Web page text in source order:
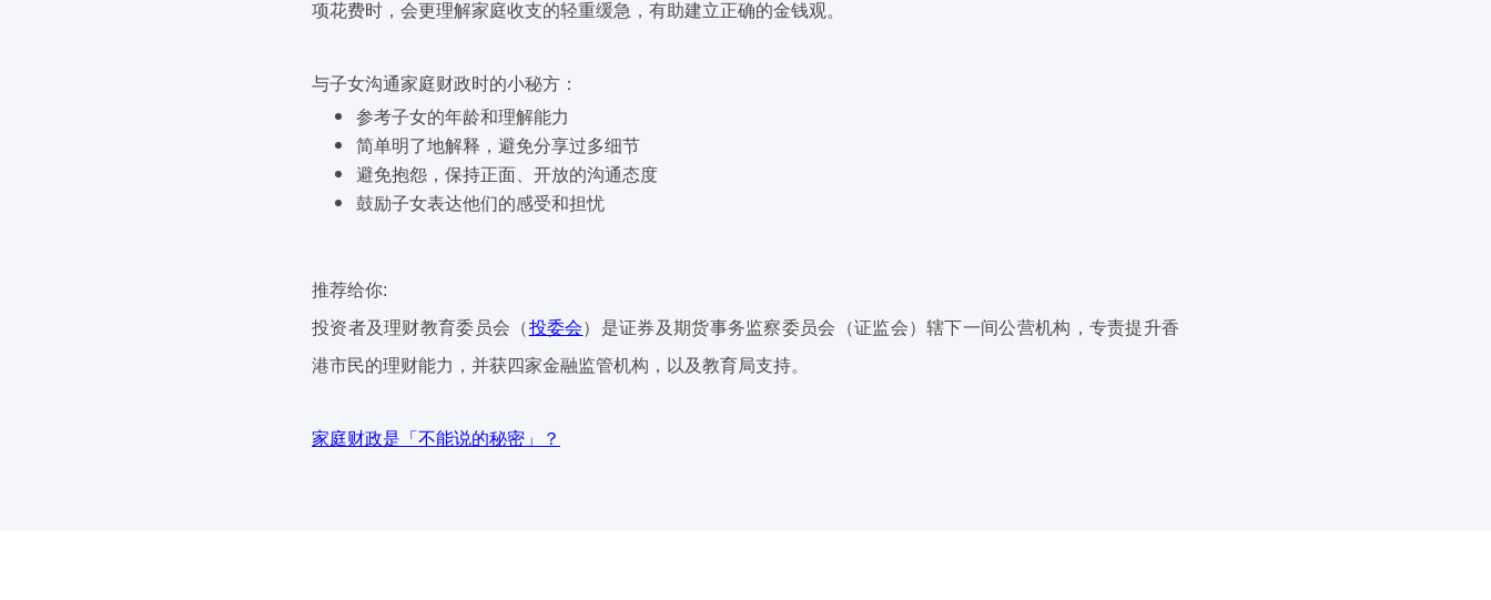
项花费时，会更理解家庭收支的轻重缓急，有助建立正确的金钱观。
与子女沟通家庭财政时的小秘方：
参考子女的年龄和理解能力
简单明了地解释，避免分享过多细节
避免抱怨，保持正面、开放的沟通态度
鼓励子女表达他们的感受和担忧
推荐给你:
投资者及理财教育委员会（投委会）是证券及期货事务监察委员会（证监会）辖下一间公营机构，专责提升香
港市民的理财能力，并获四家金融监管机构，以及教育局支持。
家庭财政是「不能说的秘密」？